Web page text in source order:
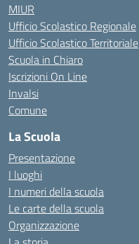
MIUR
Ufficio Scolastico Regionale
Ufficio Scolastico Territoriale
Scuola in Chiaro
Iscrizioni On Line
Invalsi
Comune
La Scuola
Presentazione
I luoghi
I numeri della scuola
Le carte della scuola
Organizzazione